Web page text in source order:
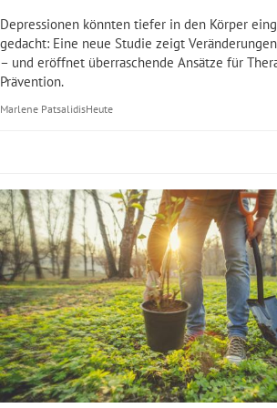
Untermenü
Untermenü
Untermenü
Depressionen könnten tiefer in den Körper
gedacht: Eine neue Studie zeigt
– und eröffnet überraschende Ansätze für
Prävention.
Marlene PatsalidisHeute